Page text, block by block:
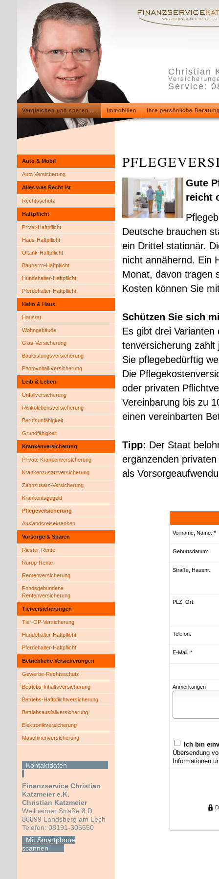
Christian
Service:
Vergleichen und sparen ...
Auto & Mobil
Auto Versicherung
Alles was Recht ist
Rechtsschutz
Haft­pflicht
Privat-Haft­pflicht
Haus-Haft­pflicht
Öltank-Haft­pflicht
Bauherrn-Haft­pflicht
Hundehalter-Haft­pflicht
Pferdehalter-Haft­pflicht
Heim & Haus
Hausrat
Wohngebäude
Glas-Versicherung
Bauleistungsversicherung
Photo­voltaik­ver­si­che­rung
Leib & Leben
Unfall­ver­si­che­rung
Risiko­lebens­ver­si­che­rung
Berufsunfähigkeit
Grundfähigkeit
Kranken­ver­si­che­rung
Private Kranken­ver­si­che­rung
Kranken­zusatz­ver­si­che­rung
Zahnzusatz-Versicherung
Krankentagegeld
Pflege­ver­si­che­rung
Auslandsreisekranken
Vorsorge & Sparen
Riester-Rente
Rürup-Rente
Rentenversicherung
Fondsgebundene
Rentenversicherung
Tierversicherungen
Tier-OP-Versicherung
Hundehalter-Haft­pflicht
Pferdehalter-Haft­pflicht
Betriebliche Versicherungen
Gewerbe-Rechtsschutz
Betriebs-Inhaltsversicherung
Betriebs-Haft­pflichtversicherung
Betriebsausfallversicherung
Elektronikversicherung
Maschinenversicherung
Kontaktdaten
Finanzservice Christian
Katzmeier e.K.
Christian Katzmeier
Weilheimer Straße 8 D
86899 Landsberg am Lech
Telefon: 08191-305650
Mit Smartphone
scannen
Immobilien Ihre persönliche
Gute
reicht
Deutsche brauchen
ein Drittel stationär.
nicht annähernd. Ein
Monat, davon tragen
Kosten können Sie
Schützen Sie sich
Es gibt drei
tenversicherung
Sie pflegebedürftig
Die
oder privaten
Vereinbarung bis zu
einen vereinbarten
Tipp: Der Staat
ergänzenden
als
Vorname, Name: *
Geburts­datum:
Straße, Hausnr.:
PLZ, Ort:
Telefon:
E-Mail: *
Anmerkungen
Ich bin
Übersendung
Informationen